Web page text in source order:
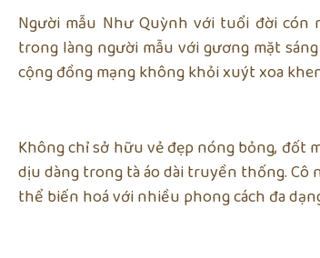
Người mẫu Như Quỳnh với tuổi đời
trong làng người mẫu với gương mặt
cộng đồng mạng không khỏi xuýt xoa
Không chỉ sở hữu vẻ đẹp nóng bỏng, đốt
dịu dàng trong tà áo dài truyền thống.
thể biến hoá với nhiều phong cách đa